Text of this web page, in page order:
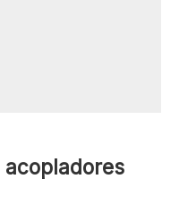
acopladores